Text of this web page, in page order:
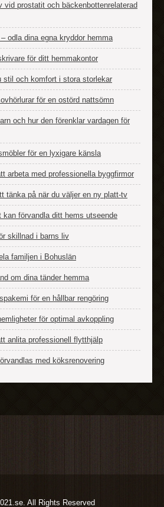
vid prostatit och bäckenbottenrelaterad
odla dina egna kryddor hemma
för ditt hemmakontor
stil och komfort i stora storlekar
för en ostörd nattsömn
och hur den förenklar vardagen för
för en lyxigare känsla
arbeta med professionella byggfirmor
tänka på när du väljer en ny platt-tv
kan förvandla ditt hems utseende
skillnad i barns liv
familjen i Bohuslän
om dina tänder hemma
för en hållbar rengöring
för optimal avkoppling
anlita professionell flytthjälp
med köksrenovering
All Rights Reserved